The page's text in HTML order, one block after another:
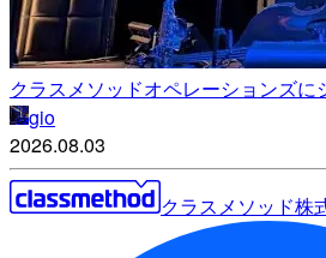
クラスメソッドオペレーションズに
gio
2026.08.03
クラスメソッド株